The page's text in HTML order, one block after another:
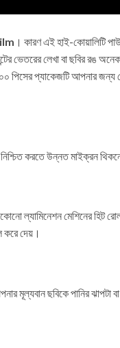
। কারণ এই হাই-কোয়ালিটি
ভেতরের লেখা বা ছবির রঙ
পিসের প্যাকেজটি আপনার জন্য
নিশ্চিত করতে উন্নত মাইক্রন
মেশিনের হিট
করে দেয়।
মূল্যবান ছবিকে পানির ঝাপটা